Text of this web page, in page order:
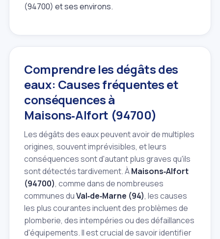
(94700) et ses environs.
Comprendre les dégâts des
eaux: Causes fréquentes et
conséquences à
Maisons‑Alfort (94700)
Les dégâts des eaux peuvent avoir de multiples
origines, souvent imprévisibles, et leurs
conséquences sont d'autant plus graves qu'ils
sont détectés tardivement. ÀMaisons‑Alfort
(94700), comme dans de nombreuses
communes duVal‑de‑Marne (94), les causes
les plus courantes incluent des problèmes de
plomberie, des intempéries ou des défaillances
d'équipements. Il est crucial de savoir identifier